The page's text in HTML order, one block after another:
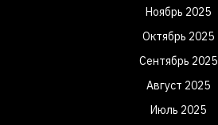
Ноябрь 2025
Октябрь 2025
Сентябрь 2025
Август 2025
Июль 2025